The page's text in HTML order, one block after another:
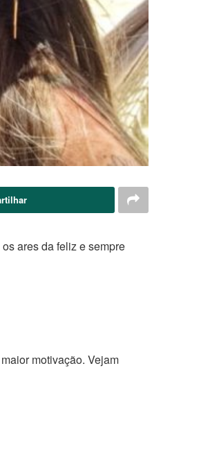
ares da feliz e sempre
motivação. Vejam